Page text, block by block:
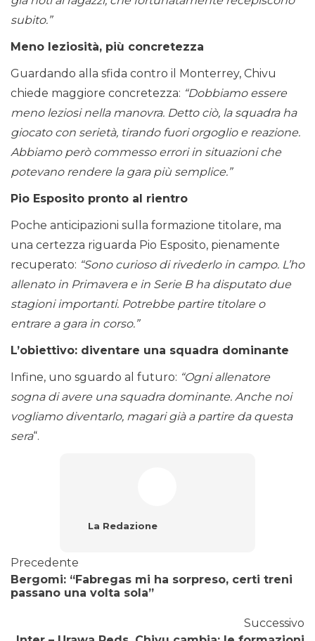
subito.”
Meno leziosità, più concretezza
Guardando alla sfida contro il Monterrey, Chivu
chiede maggiore concretezza: “Dobbiamo essere
meno leziosi nella manovra. Detto ciò, la squadra ha
giocato con serietà, tirando fuori orgoglio e reazione.
Abbiamo però commesso errori in situazioni che
potevano rendere la gara più semplice.”
Pio Esposito pronto al rientro
Poche anticipazioni sulla formazione titolare, ma
una certezza riguarda Pio Esposito, pienamente
recuperato: “Sono curioso di rivederlo in campo. L’ho
allenato in Primavera e in Serie B ha disputato due
stagioni importanti. Potrebbe partire titolare o
entrare a gara in corso.”
L’obiettivo: diventare una squadra dominante
Infine, uno sguardo al futuro: “Ogni allenatore
sogna di avere una squadra dominante. Anche noi
vogliamo diventarlo, magari già a partire da questa
sera“.
La Redazione
Precedente
Bergomi: “Fabregas mi ha sorpreso, certi treni
passano una volta sola”
Successivo